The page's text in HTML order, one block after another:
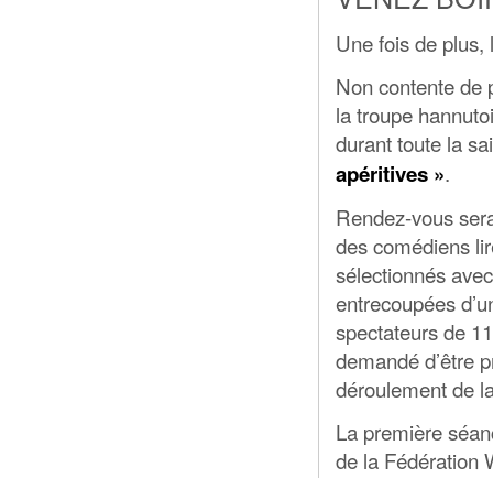
Une fois de
Non contente de
la troupe
durant toute la
apéritives ».
Rendez-vous
des comédiens
sélectionnés
entrecoupées
spectateurs de
demandé d’être
déroulement de
La première
de la Fédération